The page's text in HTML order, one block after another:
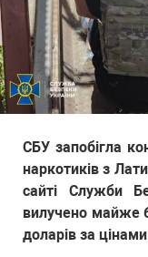
СБУ запобігла
наркотиків з
сайті Служби
вилучено майже
доларів за